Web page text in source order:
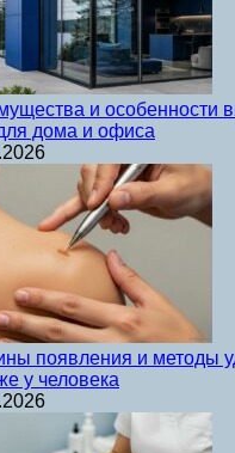
и особенности
дома и офиса
появления и методы
у человека